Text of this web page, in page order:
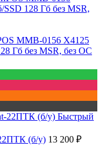
MMB-0156 X4125
Гб без MSR, без ОС
Быстрый
(б/у) 13 200 ₽